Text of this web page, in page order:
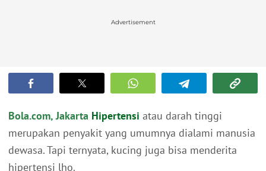
Advertisement
Bola.com, Jakarta Hipertensi atau darah tinggi
merupakan penyakit yang umumnya dialami manusia
dewasa. Tapi ternyata, kucing juga bisa menderita
hipertensi lho.